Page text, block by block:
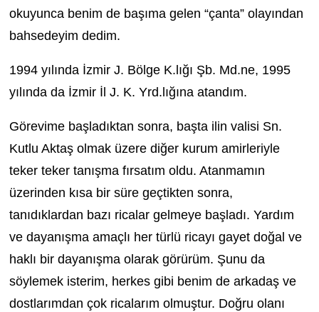
okuyunca benim de başıma gelen “çanta” olayından
bahsedeyim dedim.
1994 yılında İzmir J. Bölge K.lığı Şb. Md.ne, 1995
yılında da İzmir İl J. K. Yrd.lığına atandım.
Görevime başladıktan sonra, başta ilin valisi Sn.
Kutlu Aktaş olmak üzere diğer kurum amirleriyle
teker teker tanışma fırsatım oldu. Atanmamın
üzerinden kısa bir süre geçtikten sonra,
tanıdıklardan bazı ricalar gelmeye başladı. Yardım
ve dayanışma amaçlı her türlü ricayı gayet doğal ve
haklı bir dayanışma olarak görürüm. Şunu da
söylemek isterim, herkes gibi benim de arkadaş ve
dostlarımdan çok ricalarım olmuştur. Doğru olanı